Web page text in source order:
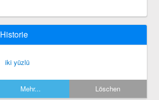
Historie
iki yüzlü
Mehr... Löschen